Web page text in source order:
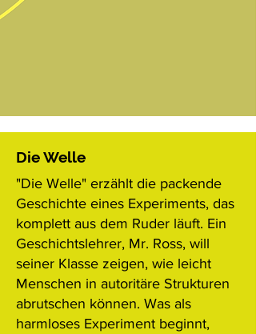
Die Welle
"Die Welle" erzählt die packende
Geschichte eines Experiments, das
komplett aus dem Ruder läuft. Ein
Geschichtslehrer, Mr. Ross, will
seiner Klasse zeigen, wie leicht
Menschen in autoritäre Strukturen
abrutschen können. Was als
harmloses Experiment beginnt,